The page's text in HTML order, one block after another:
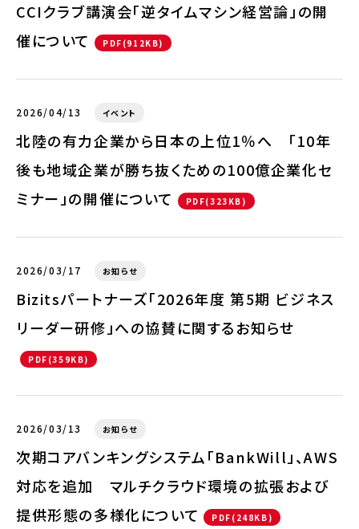
CCIクラブ講演会「逆タイムマシン経営論」の開
催について
PDF(912KB)
2026/04/13 イベント
北陸の有力企業から日本の上位1％へ 「10年
後も地域企業が勝ち抜くための100億企業化セ
ミナー」の開催について
PDF(323KB)
2026/03/17 お知らせ
Bizitsパートナーズ「2026年度 第5期 ビジネス
リーダー研修」への協賛に関するお知らせ
PDF(359KB)
2026/03/13 お知らせ
次期コアバンキングシステム「BankWill」、AWS
対応を追加 マルチクラウド環境の拡張および
提供形態の多様化について
PDF(248KB)